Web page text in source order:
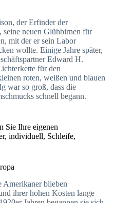
der Erfinder der
neuen Glühbirnen für
mit der er sein Labor
wollte. Einige Jahre später,
Edward H.
für den
roten, weißen und blauen
war so groß, dass die
schnell begann.
Sie Ihre eigenen
individuell, Schleife,
Amerikaner blieben
ihrer hohen Kosten lange